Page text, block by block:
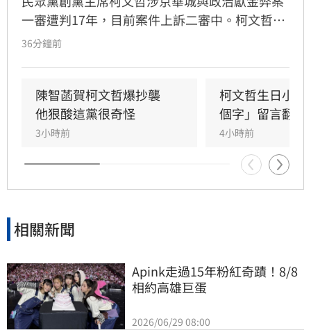
一審遭判17年，目前案件上訴二審中。柯文哲昨
赴派出所更換科技設備，並將電子手環拿來拍形
36分鐘前
陳智菡賀柯文哲爆抄襲
他狠酸這黨很奇怪
3小時前
柯文哲生日小
個字」留言翻車
4小時前
相關新聞
Apink走過15年粉紅奇蹟！8/8
相約高雄巨蛋
2026/06/29 08:00